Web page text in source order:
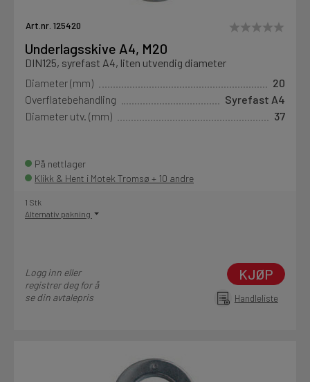
Art.nr. 125420
Underlagsskive A4, M20
DIN125, syrefast A4, liten utvendig diameter
Diameter (mm)
20
Overflatebehandling
Syrefast A4
Diameter utv. (mm)
37
På nettlager
Klikk & Hent i Motek Tromsø + 10 andre
1 Stk
Alternativ pakning
Logg inn eller
registrer deg for å
se din avtalepris
KJØP
Handleliste